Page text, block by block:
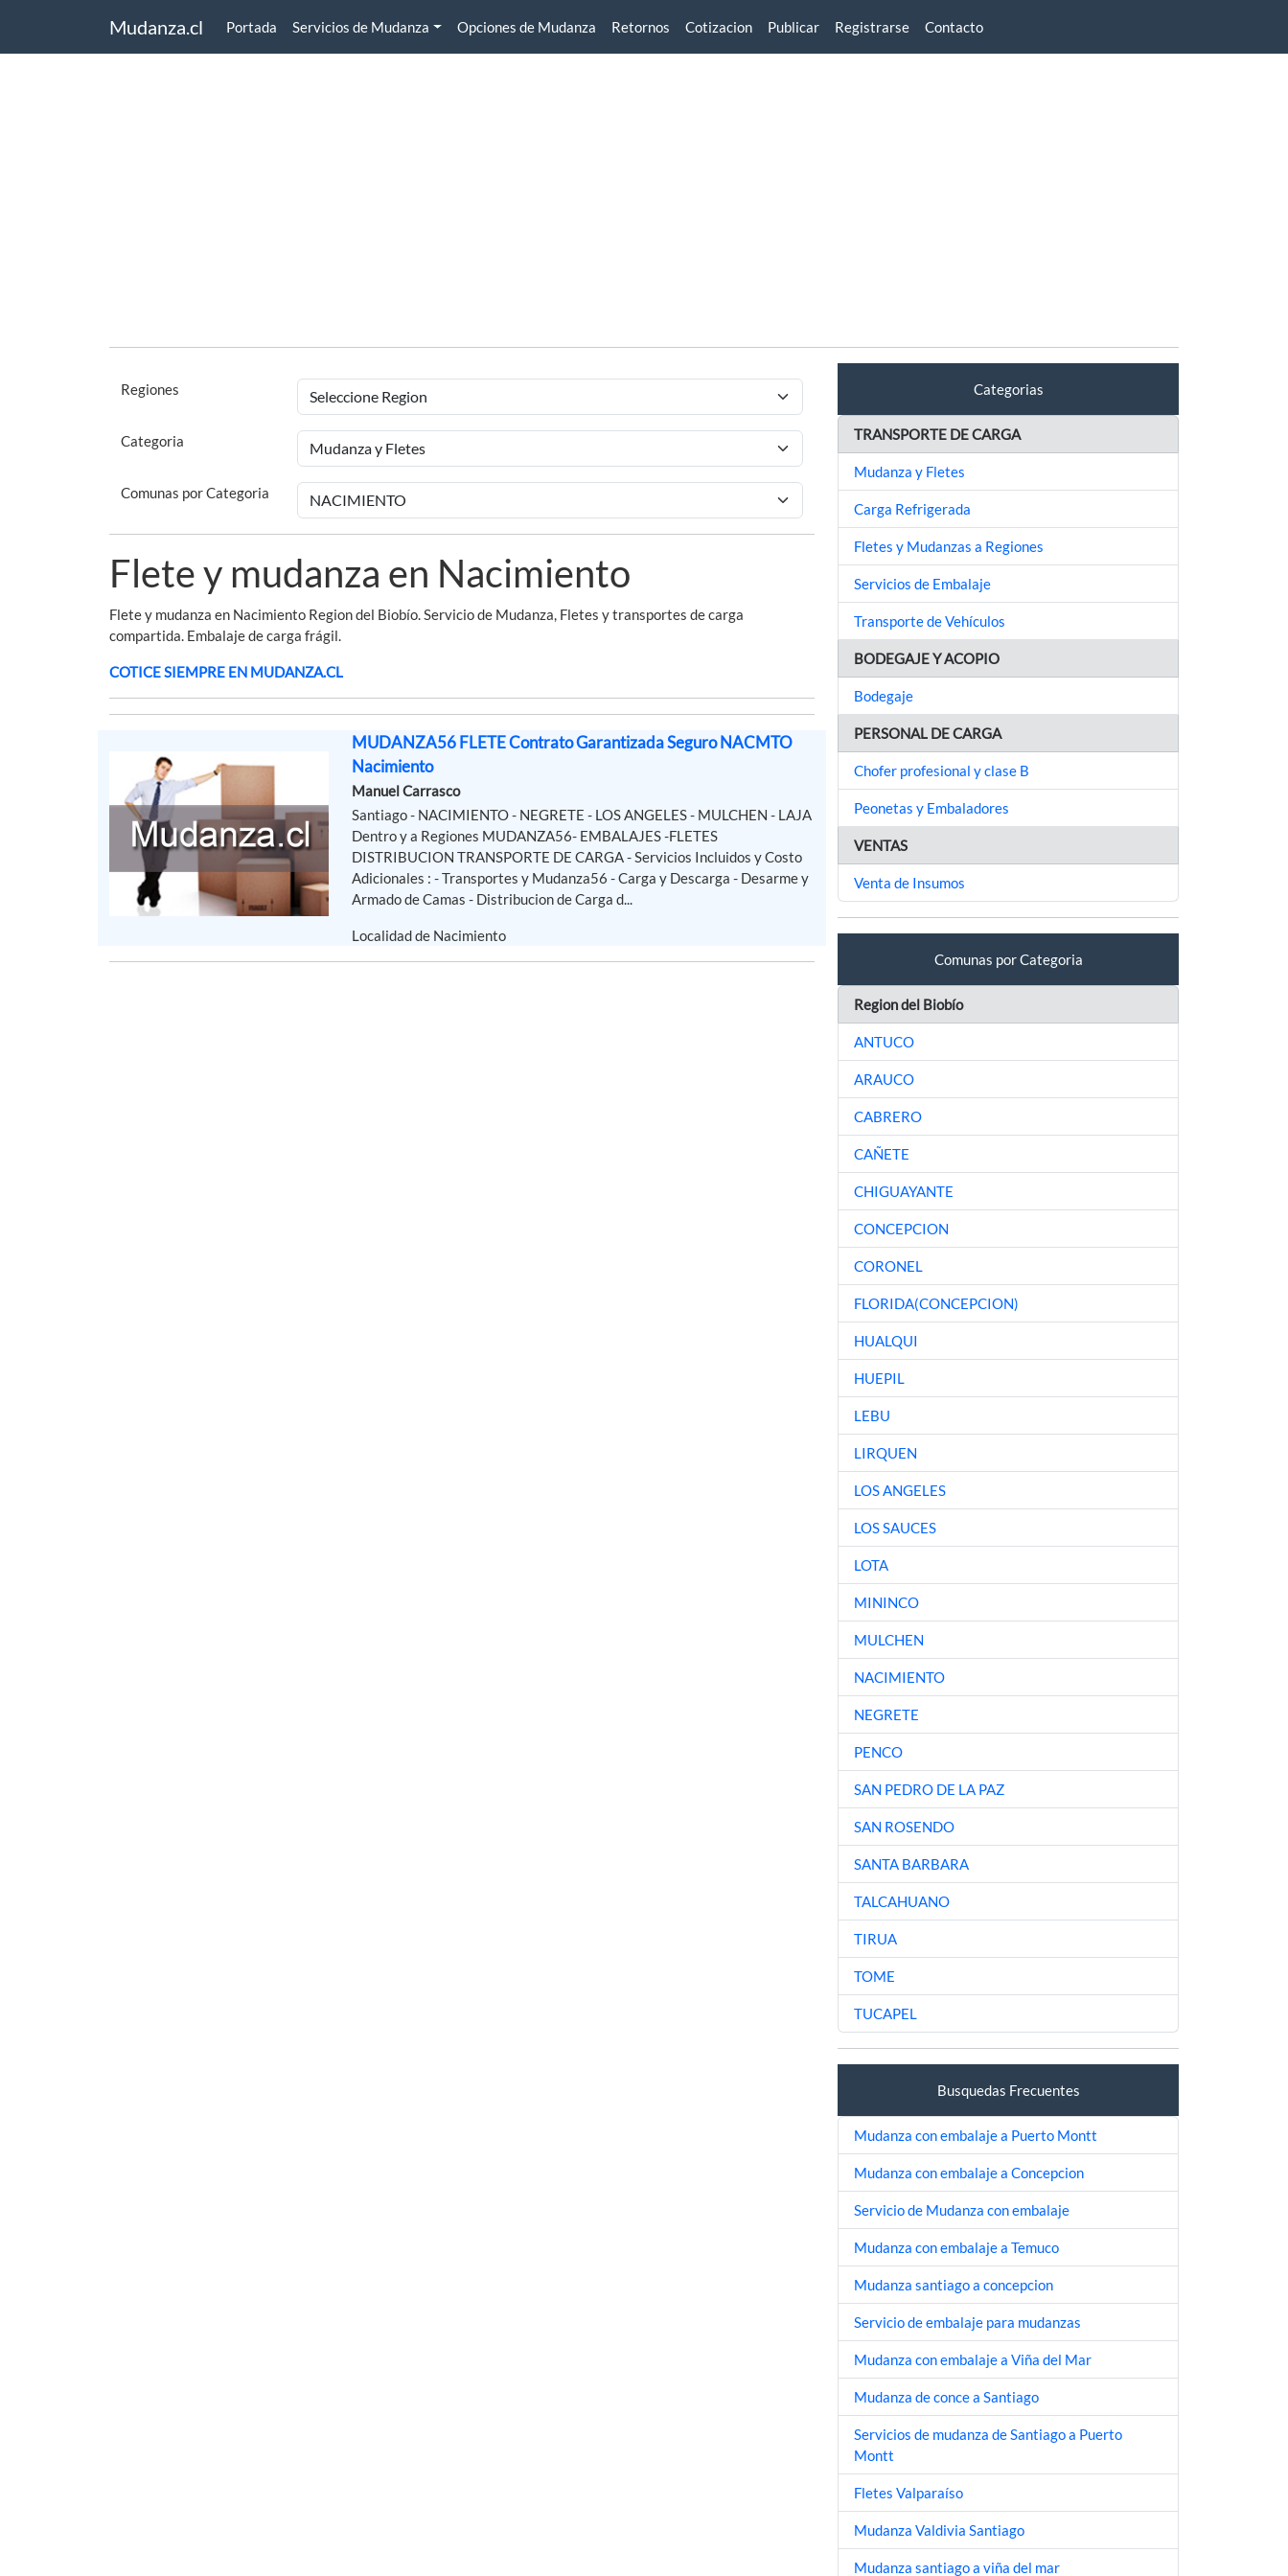
Mudanza.cl Portada Servicios de Mudanza Opciones de Mudanza Retornos Cotizacion Publicar Registrarse Contacto
Regiones
Categoria
Comunas por Categoria
Flete y mudanza en Nacimiento
Flete y mudanza en Nacimiento Region del Biobío. Servicio de Mudanza, Fletes y transportes de carga
compartida. Embalaje de carga frágil.
COTICE SIEMPRE EN MUDANZA.CL
MUDANZA56 FLETE Contrato Garantizada Seguro NACMTO
Nacimiento
Manuel Carrasco
Santiago - NACIMIENTO - NEGRETE - LOS ANGELES - MULCHEN - LAJA
Dentro y a Regiones MUDANZA56- EMBALAJES -FLETES
DISTRIBUCION TRANSPORTE DE CARGA - Servicios Incluidos y Costo
Adicionales : - Transportes y Mudanza56 - Carga y Descarga - Desarme y
Armado de Camas - Distribucion de Carga d...
Localidad de Nacimiento
Categorias
TRANSPORTE DE CARGA
Mudanza y Fletes
Carga Refrigerada
Fletes y Mudanzas a Regiones
Servicios de Embalaje
Transporte de Vehículos
BODEGAJE Y ACOPIO
Bodegaje
PERSONAL DE CARGA
Chofer profesional y clase B
Peonetas y Embaladores
VENTAS
Venta de Insumos
Comunas por Categoria
Region del Biobío
ANTUCO
ARAUCO
CABRERO
CAÑETE
CHIGUAYANTE
CONCEPCION
CORONEL
FLORIDA(CONCEPCION)
HUALQUI
HUEPIL
LEBU
LIRQUEN
LOS ANGELES
LOS SAUCES
LOTA
MININCO
MULCHEN
NACIMIENTO
NEGRETE
PENCO
SAN PEDRO DE LA PAZ
SAN ROSENDO
SANTA BARBARA
TALCAHUANO
TIRUA
TOME
TUCAPEL
Busquedas Frecuentes
Mudanza con embalaje a Puerto Montt
Mudanza con embalaje a Concepcion
Servicio de Mudanza con embalaje
Mudanza con embalaje a Temuco
Mudanza santiago a concepcion
Servicio de embalaje para mudanzas
Mudanza con embalaje a Viña del Mar
Mudanza de conce a Santiago
Servicios de mudanza de Santiago a Puerto
Montt
Fletes Valparaíso
Mudanza Valdivia Santiago
Mudanza santiago a viña del mar